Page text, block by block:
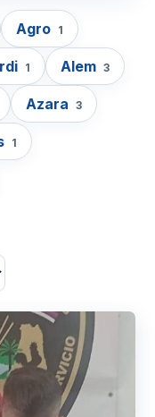
Agro 1
1 Alem 3
Azara 3
1